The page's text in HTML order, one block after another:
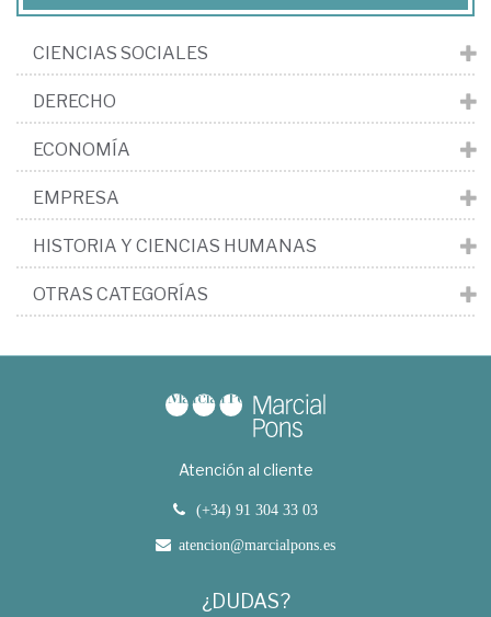
CIENCIAS SOCIALES
DERECHO
ECONOMÍA
EMPRESA
HISTORIA Y CIENCIAS HUMANAS
OTRAS CATEGORÍAS
Atención al cliente
(+34) 91 304 33 03
atencion@marcialpons.es
¿DUDAS?